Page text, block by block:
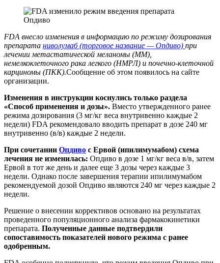
FDA внесло изменения в информацию по режиму дозирования
препарата ниволумаб (торговое название — Опдиво) при
лечении метастатической меланомы (ММ),
немелкоклеточного рака легкого (НМРЛ) и почечно-клеточной
карциномы (ПКК).Сообщение об этом появилось на сайте
организации.
Изменения в инструкции коснулись только раздела
«Способ применения и дозы». Вместо утвержденного ранее
режима дозирования (3 мг/кг веса внутривенно каждые 2
недели) FDA рекомендовало вводить препарат в дозе 240 мг
внутривенно (в/в) каждые 2 недели.
При сочетании Опдиво с Ервой (ипилимумабом) схема
лечения не изменилась: Опдиво в дозе 1 мг/кг веса в/в, затем
Ервой в тот же день и далее еще 3 дозы через каждые 3
недели. Однако после завершения терапии ипилимумабом
рекомендуемой дозой Опдиво являются 240 мг через каждые 2
недели.
Решение о внесении коррективов основано на результатах
проведенного популяционного анализа фармакокинетики
препарата. Полученные данные подтвердили
сопоставимость показателей нового режима с ранее
одобренным.